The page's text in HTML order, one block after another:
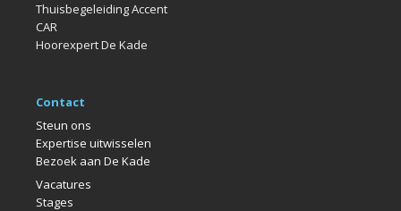
Thuisbegeleiding Accent
CAR
Hoorexpert De Kade
Contact
Steun ons
Expertise uitwisselen
Bezoek aan De Kade
Vacatures
Stages